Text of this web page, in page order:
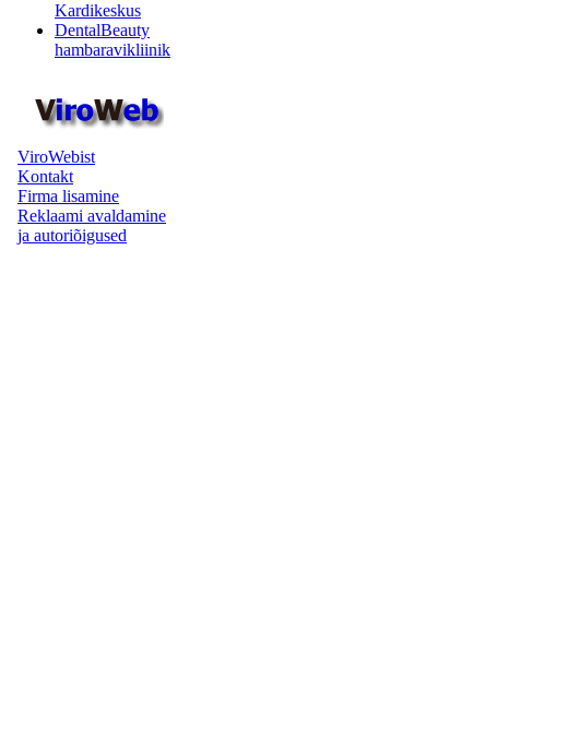
Kardikeskus
DentalBeauty
hambaravikliinik
ViroWebist
Kontakt
Firma lisamine
Reklaami avaldamine
ja autoriõigused